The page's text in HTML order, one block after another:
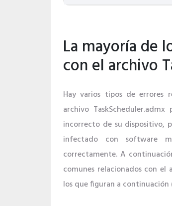
La mayoría de
con el archivo
Hay varios tipos de errores
archivo
incorrecto de su dispositivo,
infectado con software
correctamente. A
comunes relacionados con el
los que figuran a continuación